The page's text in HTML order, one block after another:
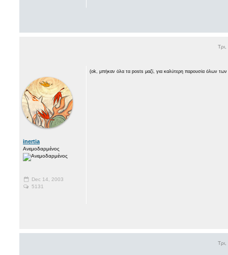
inertia
Ανεμοδαρμένος
Dec 14, 2003
5131
(ok, μπήκαν όλα τα posts μαζί, για καλύτερη παρουσία όλων